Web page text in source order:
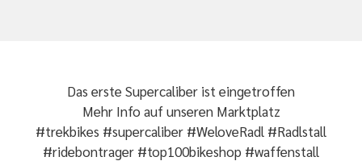
Das erste Supercaliber ist eingetroffen
Mehr Info auf unseren Marktplatz
#trekbikes #supercaliber #WeloveRadl #Radlstall
#ridebontrager #top100bikeshop #waffenstall